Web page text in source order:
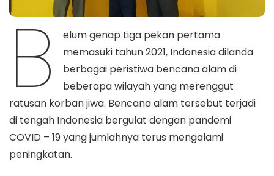
B
elum genap tiga pekan pertama
memasuki tahun 2021, Indonesia dilanda
berbagai peristiwa bencana alam di
beberapa wilayah yang merenggut
ratusan korban jiwa. Bencana alam tersebut terjadi
di tengah Indonesia bergulat dengan pandemi
COVID – 19 yang jumlahnya terus mengalami
peningkatan.